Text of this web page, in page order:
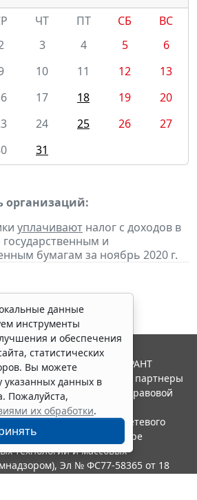
ЧТ ПТ СБ
ВС
3 4 5
6
10 11 12
13
17 18 19
20
24 25 26
27
31
организаций:
уплачивают налог с доходов в
и
бумагам за ноябрь 2020 г.
данные
инструменты
и обеспечения
статистических
Вы можете
указанных данных в
Пожалуйста,
их обработки.
2026. Система ГАРАНТ
Компания "Гарант" и ее партнеры
Российской ассоциации правовой
в качестве сетевого
службой по надзору в сфере
технологий и массовых
Эл № ФС77-58365 от 18